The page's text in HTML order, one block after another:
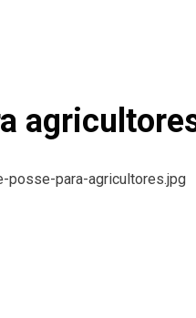
posse-para-agricultores.jpg